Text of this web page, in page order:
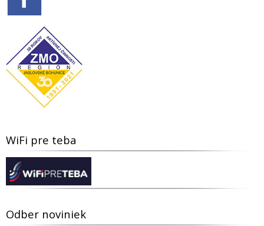
WiFi pre teba
Odber noviniek